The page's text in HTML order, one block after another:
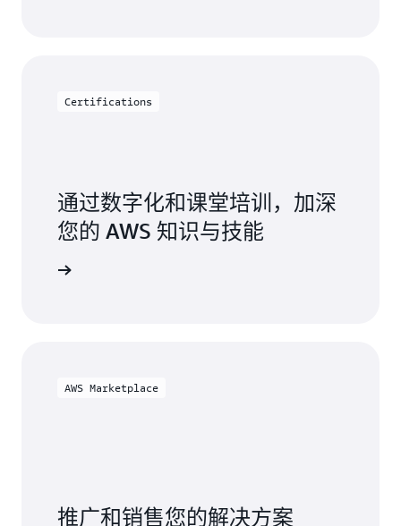
Certifications
通过数字化和课堂培训，加深
您的 AWS 知识与技能
AWS Marketplace
推广和销售您的解决方案